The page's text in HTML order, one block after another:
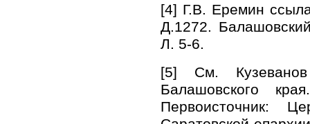
[4] Г.В. Еремин
Д.1272.
Л. 5-6.
[5] См.
Балашовского
Первоисточник: